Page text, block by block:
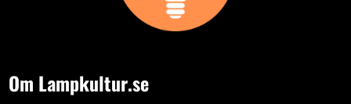
Om Lampkultur.se